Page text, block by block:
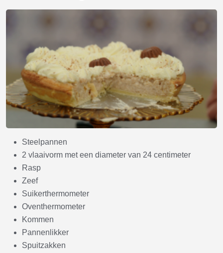
Steelpannen
2 vlaaivorm met een diameter van 24 centimeter
Rasp
Zeef
Suikerthermometer
Oventhermometer
Kommen
Pannenlikker
Spuitzakken